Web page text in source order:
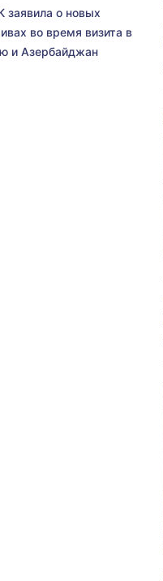
заявила о новых
во время визита в
и Азербайджан